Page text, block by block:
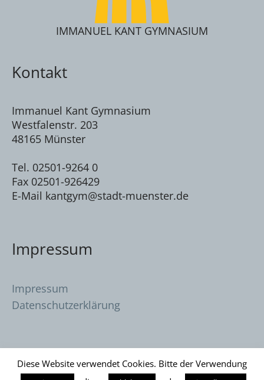
IMMANUEL KANT GYMNASIUM
Kontakt
Immanuel Kant Gymnasium
Westfalenstr. 203
48165 Münster
Tel. 02501-9264 0
Fax 02501-926429
E-Mail kantgym@stadt-muenster.de
Impressum
Impressum
Datenschutzerklärung
Diese Website verwendet Cookies. Bitte der Verwendung